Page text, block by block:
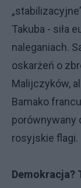
Takuba - siła
naleganiach.
oskarżeń o
Malijczyków,
Bamako
porównywany
rosyjskie flagi.
Demokracja?